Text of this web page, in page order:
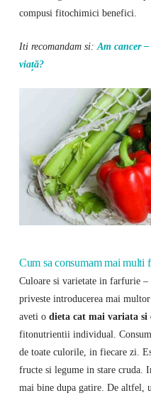
compusi fitochimici benefici.
Iti recomandam si: Am cancer
viață?
Cum sa consumam mai multi
Culoare si varietate in farfurie –
priveste introducerea mai
aveti o dieta cat mai variata si
fitonutrientii individual.
de toate culorile, in fiecare zi.
fructe si legume in stare
mai bine dupa gatire. De altfel,